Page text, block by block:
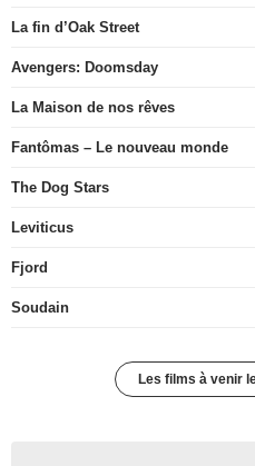
La fin d’Oak Street
Avengers: Doomsday
La Maison de nos rêves
Fantômas – Le nouveau monde
The Dog Stars
Leviticus
Fjord
Soudain
Les films à venir